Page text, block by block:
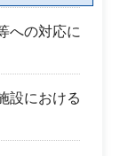
への対応に
設における